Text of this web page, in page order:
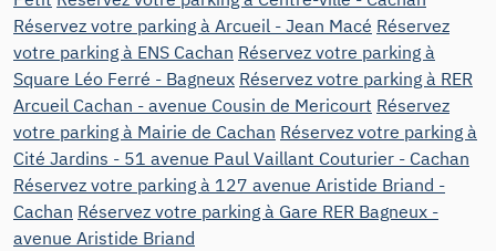
Réservez votre parking à Arcueil - Jean Macé Réservez
votre parking à ENS Cachan Réservez votre parking à
Square Léo Ferré - Bagneux Réservez votre parking à RER
Arcueil Cachan - avenue Cousin de Mericourt Réservez
votre parking à Mairie de Cachan Réservez votre parking à
Cité Jardins - 51 avenue Paul Vaillant Couturier - Cachan
Réservez votre parking à 127 avenue Aristide Briand -
Cachan Réservez votre parking à Gare RER Bagneux -
avenue Aristide Briand